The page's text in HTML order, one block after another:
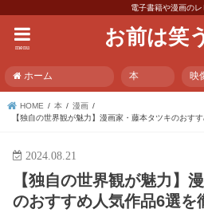
電子書籍や漫画のレ
お前は笑
menu
ホーム 本 映
HOME 本
漫画
【独自の世界観が魅力】漫画家・藤本タツキのおす
2024.08.21
【独自の世界観が魅力】
のおすすめ人気作品6選を